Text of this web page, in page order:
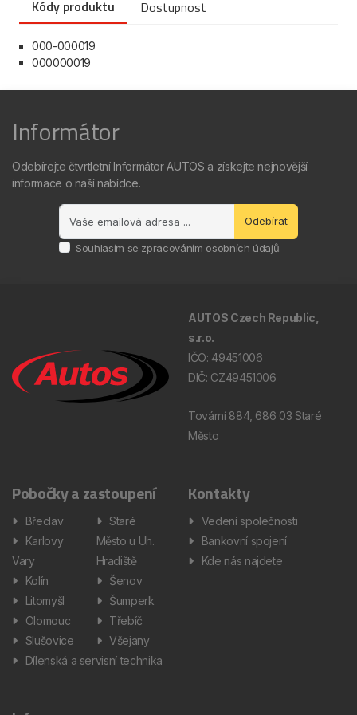
Kódy produktu Dostupnost
000-000019
000000019
Informátor
Odebírejte čtvrtletní Informátor AUTOS a získejte nejnovější
informace o naší nabídce.
Odebírat
Souhlasím se zpracováním osobních údajů.
AUTOS Czech Republic,
s.r.o.
IČO: 49451006
DIČ: CZ49451006
Tovární 884, 686 03 Staré
Město
Pobočky a zastoupení
Břeclav
Karlovy
Vary
Kolín
Litomyšl
Olomouc
Slušovice
Staré
Město u Uh.
Hradiště
Šenov
Šumperk
Třebíč
Všejany
Dílenská a servisní technika
Kontakty
Vedení společnosti
Bankovní spojení
Kde nás najdete